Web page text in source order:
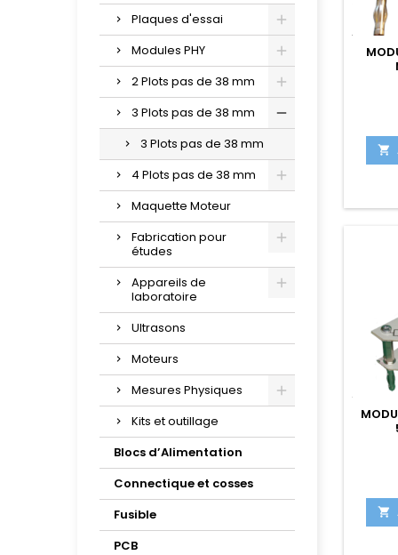
Plaques d'essai
Modules PHY
2 Plots pas de 38 mm
3 Plots pas de 38 mm
3 Plots pas de 38 mm
4 Plots pas de 38 mm
Maquette Moteur
Fabrication pour
études
Appareils de
laboratoire
Ultrasons
Moteurs
Mesures Physiques
Kits et outillage
Blocs d’Alimentation
Connectique et cosses
Fusible
PCB

